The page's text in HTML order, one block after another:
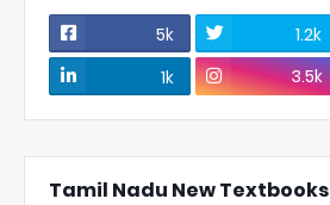
5k 1.2k
1k
3.5k
Tamil Nadu New Textbooks